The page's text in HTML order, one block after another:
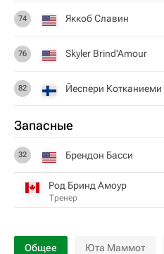
74 Яккоб Славин
76 Skyler Brind'Amour
82 Йеспери Котканиеми
Запасные
32 Брендон Басси
Род Бринд Амоур
Тренер
Общее Юта Маммот